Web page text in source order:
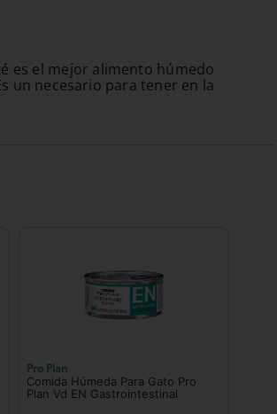
es el mejor alimento húmedo
un necesario para tener en la
Pro Plan
Comida Húmeda Para Gato Pro
Plan Vd EN Gastrointestinal